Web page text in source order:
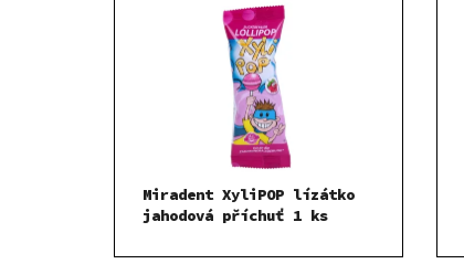
Miradent XyliPOP lízátko
jahodová příchuť 1 ks